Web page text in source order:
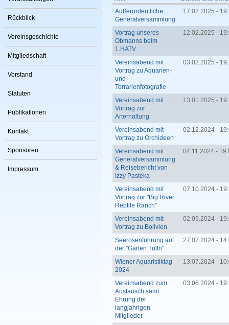
Rückblick
Vereinsgeschichte
Mitgliedschaft
Vorstand
Statuten
Publikationen
Kontakt
Sponsoren
Impressum
Außerordentliche
Generalversammlung
17.02.2025 -
Vortrag unseres
Obmanns beim
1.HATV
12.02.2025 -
Vereinsabend mit
Vortrag zu Aquarien-
und
Terrarienfotografie
03.02.2025 -
Vereinsabend mit
Vortrag zur
Arterhaltung
13.01.2025 -
Vereinsabend mit
Vortrag zu Orchideen
02.12.2024 -
Vereinsabend mit
Generalversammlung
& Reisebericht von
Izzy Pasteka
04.11.2024 -
Vereinsabend mit
Vortrag zur "Big River
Reptile Ranch"
07.10.2024 -
Vereinsabend mit
Vortrag zu Bolivien
02.09.2024 -
Seerosenführung auf
der "Garten Tulln"
27.07.2024 -
Wiener Aquaristiktag
2024
13.07.2024 -
Vereinsabend zum
Austausch samt
Ehrung der
langjährigen
Mitglieder
03.06.2024 -